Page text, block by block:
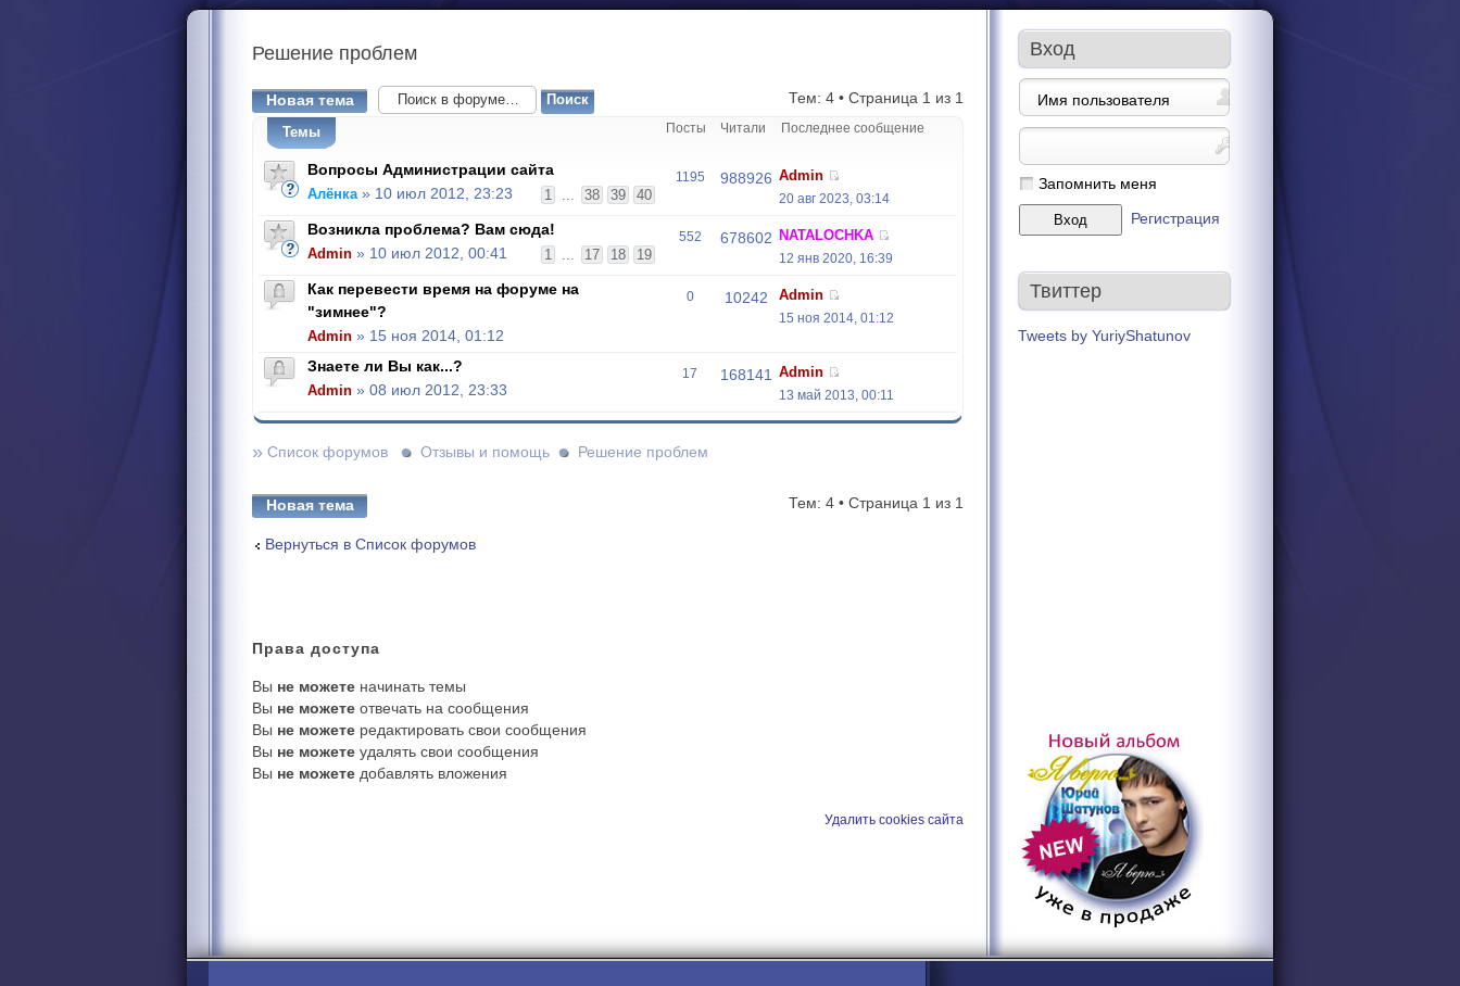
Решение проблем
Новая тема Тем: 4 • Страница 1 из 1
Темы Посты Читали Последнее сообщение
Вопросы Администрации сайта
1 ... 38 39 40
Алёнка» 10 июл 2012, 23:23
1195 988926 Admin
20 авг 2023, 03:14
Возникла проблема? Вам сюда!
1 ... 17 18 19
Admin » 10 июл 2012, 00:41
552 678602 NATALOCHKA
12 янв 2020, 16:39
Как перевести время на форуме на
"зимнее"?
Admin » 15 ноя 2014, 01:12
0 10242 Admin
15 ноя 2014, 01:12
Знаете ли Вы как...?
Admin » 08 июл 2012, 23:33
17 168141 Admin
13 май 2013, 00:11
» Список форумов Отзывы и помощь Решение проблем
Новая тема Тем: 4 • Страница 1 из 1
Вернуться в Список форумов
Права доступа
Вы не можете начинать темы
Вы не можете отвечать на сообщения
Вы не можете редактировать свои сообщения
Вы не можете удалять свои сообщения
Вы не можете добавлять вложения
Удалить cookies сайта
Вход
Запомнить меня
Регистрация
Твиттер
Tweets by YuriyShatunov